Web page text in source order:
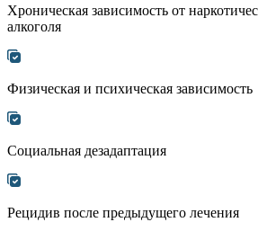
Хроническая зависимость от
алкоголя
Физическая и психическая зависимость
Социальная дезадаптация
Рецидив после предыдущего лечения